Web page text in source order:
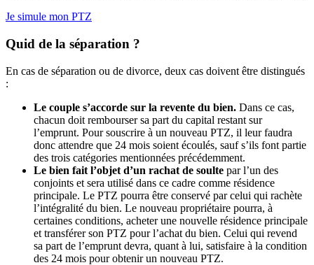
Je simule mon PTZ
Quid de la séparation ?
En cas de séparation ou de divorce, deux cas doivent être distingués
:
Le couple s’accorde sur la revente du bien. Dans ce cas,
chacun doit rembourser sa part du capital restant sur
l’emprunt. Pour souscrire à un nouveau PTZ, il leur faudra
donc attendre que 24 mois soient écoulés, sauf s’ils font partie
des trois catégories mentionnées précédemment.
Le bien fait l’objet d’un rachat de soulte par l’un des
conjoints et sera utilisé dans ce cadre comme résidence
principale. Le PTZ pourra être conservé par celui qui rachète
l’intégralité du bien. Le nouveau propriétaire pourra, à
certaines conditions, acheter une nouvelle résidence principale
et transférer son PTZ pour l’achat du bien. Celui qui revend
sa part de l’emprunt devra, quant à lui, satisfaire à la condition
des 24 mois pour obtenir un nouveau PTZ.